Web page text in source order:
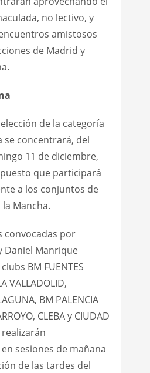
no lectivo, y
amistosos
de Madrid y
de la categoría
se concentrará, del
11 de diciembre,
que participará
a los conjuntos de
Mancha.
convocadas por
Daniel Manrique
BM FUENTES
VALLADOLID,
BM PALENCIA
CLEBA y CIUDAD
realizarán
sesiones de mañana
de las tardes del